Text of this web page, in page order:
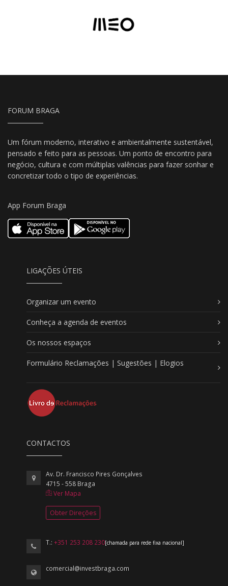
FORUM BRAGA
Um fórum moderno, interativo e ambientalmente sustentável,
pensado e feito para as pessoas. Um ponto de encontro para
negócio, cultura e com múltiplas valências para fazer sonhar e
concretizar todo o tipo de experiências.
App Forum Braga
LIGAÇÕES ÚTEIS
Organizar um evento
Conheça a agenda de eventos
Os nossos espaços
Formulário Reclamações | Sugestões | Elogios
CONTACTOS
Av. Dr. Francisco Pires Gonçalves
4715 - 558 Braga
Ver Mapa
Obter Direções
T.:+351 253 208 230[chamada para rede fixa nacional]
comercial@investbraga.com